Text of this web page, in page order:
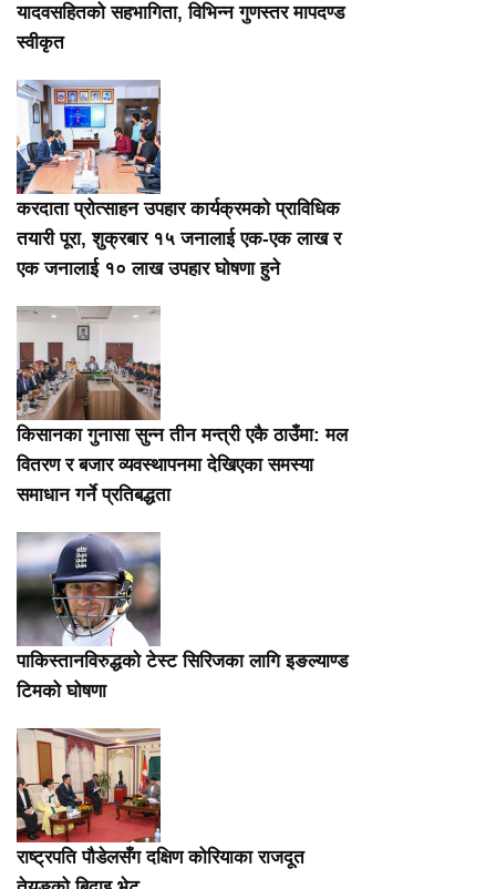
यादवसहितको सहभागिता, विभिन्न गुणस्तर मापदण्ड
स्वीकृत
करदाता प्रोत्साहन उपहार कार्यक्रमको प्राविधिक
तयारी पूरा, शुक्रबार १५ जनालाई एक-एक लाख र
एक जनालाई १० लाख उपहार घोषणा हुने
किसानका गुनासा सुन्न तीन मन्त्री एकै ठाउँमा: मल
वितरण र बजार व्यवस्थापनमा देखिएका समस्या
समाधान गर्ने प्रतिबद्धता
पाकिस्तानविरुद्धको टेस्ट सिरिजका लागि इङल्याण्ड
टिमको घोषणा
राष्ट्रपति पौडेलसँग दक्षिण कोरियाका राजदूत